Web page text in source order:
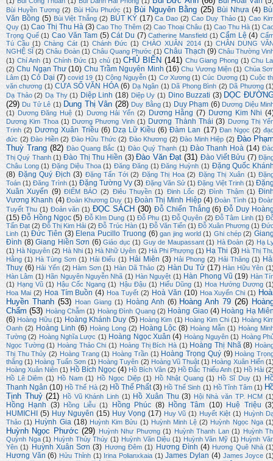
Bùi Huyền Tương (2) Bùi Hữu Phước (1) Bùi Nguyên Bằng (25) Bùi Nhựa (4)
Văn Bồng (5) Bùi Việt Thắng (2) BÚT KÝ (17) Ca Dao (2) Cao Duy Thảo (1) Cao
Quy (1) Cao Thị Thu Hà (3) Cao Thọ Thêm (2) Cao Thoại Châu (1) Cao Thu Hà (1)
Trọng Quế (1) Cao Văn Tam (5) Cát Du (7) Catherine Mansfield (1) Cẩm Lệ (4)
Tú Cầu (1) Chàng Cát (1) Chánh Đức (1) CHÀO XUÂN 2014 (1) CHÂN DUNG
NGHỆ SĨ (2) Châu Đoàn (1) Châu Quang Phước (1) Châu Thạch (9) Châu Thường
(1) Chí Anh (1) Chính Đức (1) chủ (1) CHỦ BIÊN (141) Chu Giang Phong (1) Chu
(2) Chu Ngạn Thư (10) Chu Trầm Nguyên Minh (16) Chu Vương Miện (1) Chúa
Lâm (1) Cỏ Dại (7) covid 19 (1) Công Nguyễn (1) Cơ Xương (1) Cúc Dương (1) Cuộc
văn chương (1) CỬA SỔ VĂN HÓA (6) Dạ Ngân (1) Dã Phong Bình (2) Dã Phương
Dạ Thảo (2) Dạ Thy (1) Diệp Linh (18) Diệp Uy (1) Dino Buzzati (3) DỌC
(29) Du Tử Lê (1) Dung Thị Vân (28) Duy Bằng (1) Duy Phạm (6) Dương Diệu
(1)
Dương Đăng Huệ (1) Dương Hải Yến (2) Dương Hằng (7) Dương Kim Nhi
Dương Kim Thoa (1) Dương Phương Vinh (1) Dương Thành Thái (3) Dương Thị
Trinh (2) Dương Xuân Triều (6) Dzạ Lữ Kiều (6) Đàm Lan (17) Đan Ngọc (2)
đức (2) Đào Hiền (2) Đào Hữu Thức (2) Đào Khương (2) Đào Minh Hiệp (2) Đào
Thuỳ Trang (82) Đào Quang Bắc (1) Đào Quý Thạnh (1) Đào Thanh Hoà (14)
Thị Quý Thanh (1) Đào Thị Thu Hiền (3) Đào Văn Đạt (31) Đào Viết Bửu (7)
Châu Long (1) Đặng Diệu Thoa (1) Đăng Đăng (1) Đăng Huỳnh (1) Đặng Quốc
(8) Đặng Quý Địch (3) Đặng Tấn Tới (2) Đặng Thị Hoa (2) Đặng Thị Xuân (1)
Toán (1) Đăng Trình (1) Đặng Tường Vy (3) Đặng Văn Sử (1) Đặng Việt Trinh (1)
Xuân Xuyến (9) ĐIỂM BÁO (2) Điêu Thuyền (1) Đinh Lốc (2) Đình Thậm (1)
Vương Khanh (4) Đoàn Khương Duy (1) Đoàn Thị Minh Hiệp (4) Đoàn Tình (1)
Tuyết Thu (1) Đoản văn (1) ĐỌC SÁCH (30) Đỗ Chiến Thắng (6) Đỗ Duy
(15) Đỗ Hồng Ngọc (5) Đỗ KIm Dung (1) Đỗ Phu (1) Đỗ Quyên (2) Đỗ Tâm Linh (1)
Tấn Đạt (2) Đỗ Thị Kim Hải (2) Đỗ Trúc Hàn (1) Đỗ Văn Tiến (1) Đỗ Xuân Phương (1)
Linh (1) Đức Tiên (3) Elena Pucillo Truong (6) gan jing world (1) Ghi chép (2)
Đình (8) Giang Hiền Sơn (6) Giáo dục (1) Guy de Maupassant (1) Hà Đoàn (2) Hạ
(1) Hà Nguyên (2) Hà Nhi (1) Hà Nhữ Uyên (2) Hà Phi Phượng (1) Hạ Thi (3) Hà Thị
Hằng (1) Hà Tùng Sơn (1) Hải Điểu (1) Hải Miên (3) Hải Phong (2) Hải Thăng (1)
Thuỵ (6) Hải Yến (2) Hàm Sơn (1) Hàn Dã Thảo (2) Hàn Du Tử (17) Hàn Hữu Yên
Hàn Lâm (1) Hãn Nguyên Nguyễn Nhã (1) Hàn Nguyệt (1) Hàn Phong Vũ (19) Hàn
(1) Hạng Vũ (1) Hậu Cốc Ngang (1) Hậu Đậu (1) Hiếu Dũng (1) Hoa Hướng Dương
Hoa Mai (2) Hoa Tím Buồn (4) Hoa Tuyết (2) Hoà Văn (10) Hoa Xuyến Chi (1)
Huyền Thanh (53) Hoan Giang (1) Hoàng Anh (6) Hoàng Anh 79 (26)
Chẩm (53) Hoàng Chẫm (1) Hoàng Đình Quang (2) Hoàng Giao (4) Hoàng Hạ
(6) Hoàng Hữu (1) Hoàng Khánh Duy (5) Hoàng Kim (1) Hoàng Kim Chi (1) Hoàng
Oanh (2) Hoàng Linh (6) Hoàng Long (2) Hoàng Lộc (8) Hoàng Mẫn (1) Hoàng
Tường (2) Hoàng Nghĩa Lược (1) Hoàng Ngọc Xuân (4) Hoàng Nguyên (1) Hoàng
Ngọc Tường (1) Hoàng Thảo Chi (1) Hoàng Thị Bích Hà (1) Hoàng Thị Nhã (8)
Thị Thu Thủy (2) Hoàng Trang (1) Hoàng Trần (1) Hoàng Trọng Quý (9) Hoàng
thắng (1) Hoàng Tuấn Sơn (1) Hoàng Tuyên (2) Hoàng Vũ Thuật (1) Hoàng Xuân Hiến
Hoàng Xuân Niên (1) Hồ Bích Ngọc (4) Hồ Bích Vân (2) Hồ Đắc Thiếu Anh (1) Hồ Hải
Hồ Lê Diêm (1) Hồ Nam (1) Hồ Ngọc Diệp (1) Hồ Nhật Quang (1) Hồ Sĩ Duy (1)
Thanh Ngân (10) Hồ Thế Hà (2) Hồ Thế Phất (3) Hồ Thế Sinh (1) Hồ Tĩnh Tâm (1)
Tịnh Thuỷ (21) Hồ Vũ Khánh Linh (1) Hồ Xuân Thu (3) Hội Nhà văn TP. HCM
Hồng Hạnh (3) Hồng Liễu (1) Hồng Phúc (8) Hồng Tâm (10) Huệ Triệu
HUMICHI
(5) Huy Nguyên (15) Huy Vọng (17) Huy Vũ (1) Huyết Kiệt (1) Huỳnh
Thảo (1) Huỳnh Gia (18) Huỳnh Kim Bửu (1) Huỳnh Minh Lệ (2) Huỳnh Ngọc Nga
Huỳnh Ngọc Phước (29) Huỳnh Như Phương (1) Huỳnh Thanh Lan (1)
Huỳnh
Quỳnh Nga (1) Huỳnh Thúy Thúy (1) Huỳnh Văn Diệu (1) Huỳnh Văn Mỹ (1) Huỳnh
Yên (1) Huỳnh Xuân Sơn (3) Hương Đêm (1) Hương Đình (4) Hương Quê Nhà
Hương Văn (6) Hửu Thỉnh (1) Irina Polianxkaia (1) James Dylan (4) James Joyce